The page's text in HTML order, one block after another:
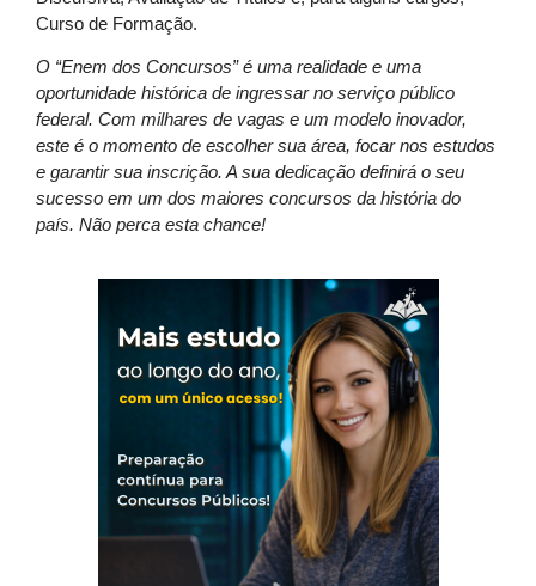
Curso de Formação.
O “Enem dos Concursos” é uma realidade e uma
oportunidade histórica de ingressar no serviço público
federal. Com milhares de vagas e um modelo inovador,
este é o momento de escolher sua área, focar nos estudos
e garantir sua inscrição. A sua dedicação definirá o seu
sucesso em um dos maiores concursos da história do
país. Não perca esta chance!